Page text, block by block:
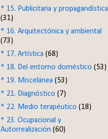
* 15. Publicitaria y propagandística
(31)
* 16. Arquitectónica y ambiental
(73)
* 17. Artística (68)
* 18. Del entorno doméstico (53)
* 19. Miscelánea (53)
* 21. Diagnóstico (7)
* 22. Medio terapéutico (18)
* 23. Ocupacional y
Autorrealización (60)